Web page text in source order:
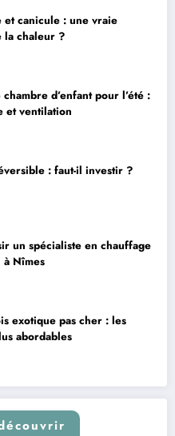
et canicule : une vraie
la chaleur ?
d’enfant pour l’été :
et ventilation
: faut-il investir ?
un spécialiste en chauffage
à Nîmes
exotique pas cher : les
abordables